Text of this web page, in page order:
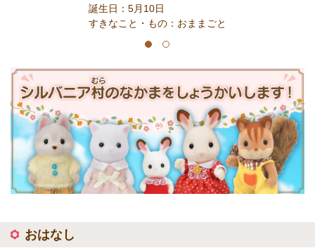
誕生日：5月10日
すきなこと・もの：おままごと
おはなし